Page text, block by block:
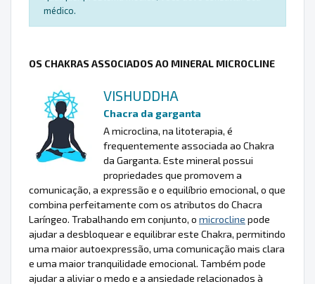
médico.
OS CHAKRAS ASSOCIADOS AO MINERAL MICROCLINE
VISHUDDHA
Chacra da garganta
A microclina, na litoterapia, é
frequentemente associada ao Chakra
da Garganta. Este mineral possui
propriedades que promovem a
comunicação, a expressão e o equilíbrio emocional, o que
combina perfeitamente com os atributos do Chacra
Laríngeo. Trabalhando em conjunto, o microcline pode
ajudar a desbloquear e equilibrar este Chakra, permitindo
uma maior autoexpressão, uma comunicação mais clara
e uma maior tranquilidade emocional. Também pode
ajudar a aliviar o medo e a ansiedade relacionados à